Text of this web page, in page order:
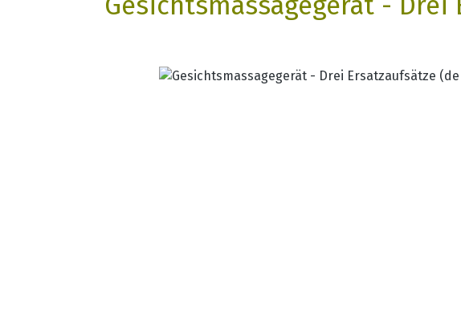
Bildergalerie überspringen